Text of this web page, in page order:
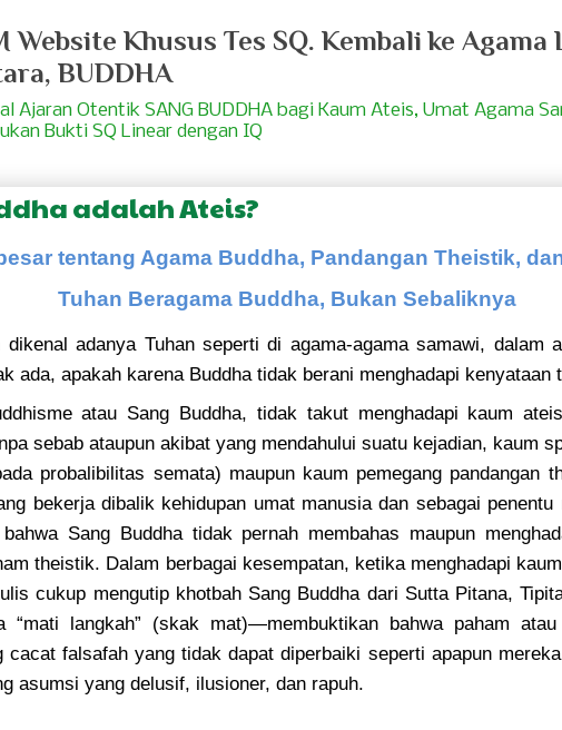
Website Khusus Tes SQ. Kembali ke
BUDDHA
Ajaran Otentik SANG BUDDHA bagi Kaum Ateis, Umat Agama
Bukti SQ Linear dengan IQ
adalah Ateis?
tentang Agama Buddha, Pandangan Theistik,
Tuhan Beragama Buddha, Bukan Sebaliknya
dikenal adanya Tuhan seperti di agama-agama samawi, dalam
ada, apakah karena Buddha tidak berani menghadapi kenyataan
atau Sang Buddha, tidak takut menghadapi kaum
sebab ataupun akibat yang mendahului suatu kejadian, kaum
probalibilitas semata) maupun kaum pemegang pandangan
bekerja dibalik kehidupan umat manusia dan sebagai penentu
Sang Buddha tidak pernah membahas maupun
theistik. Dalam berbagai kesempatan, ketika menghadapi
cukup mengutip khotbah Sang Buddha dari Sutta Pitana,
“mati langkah” (skak mat)—membuktikan bahwa paham atau
cacat falsafah yang tidak dapat diperbaiki seperti apapun
asumsi yang delusif, ilusioner, dan rapuh.